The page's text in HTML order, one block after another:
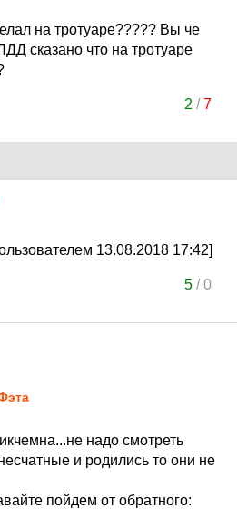
на тротуаре????? Вы че
сказано что на тротуаре
2 /7
13.08.2018 17:42]
5/0
надо смотреть
и родились то они не
пойдем от обратного: